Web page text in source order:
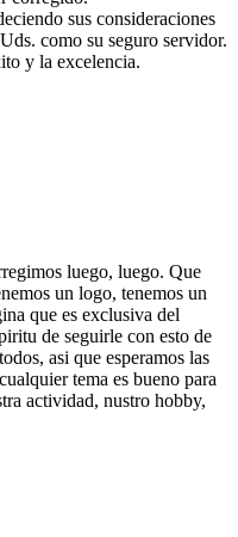
sus consideraciones
como su seguro servidor.
y la excelencia.
luego, luego. Que
un logo, tenemos un
que es exclusiva del
de seguirle con esto de
asi que esperamos las
tema es bueno para
actividad, nustro hobby,